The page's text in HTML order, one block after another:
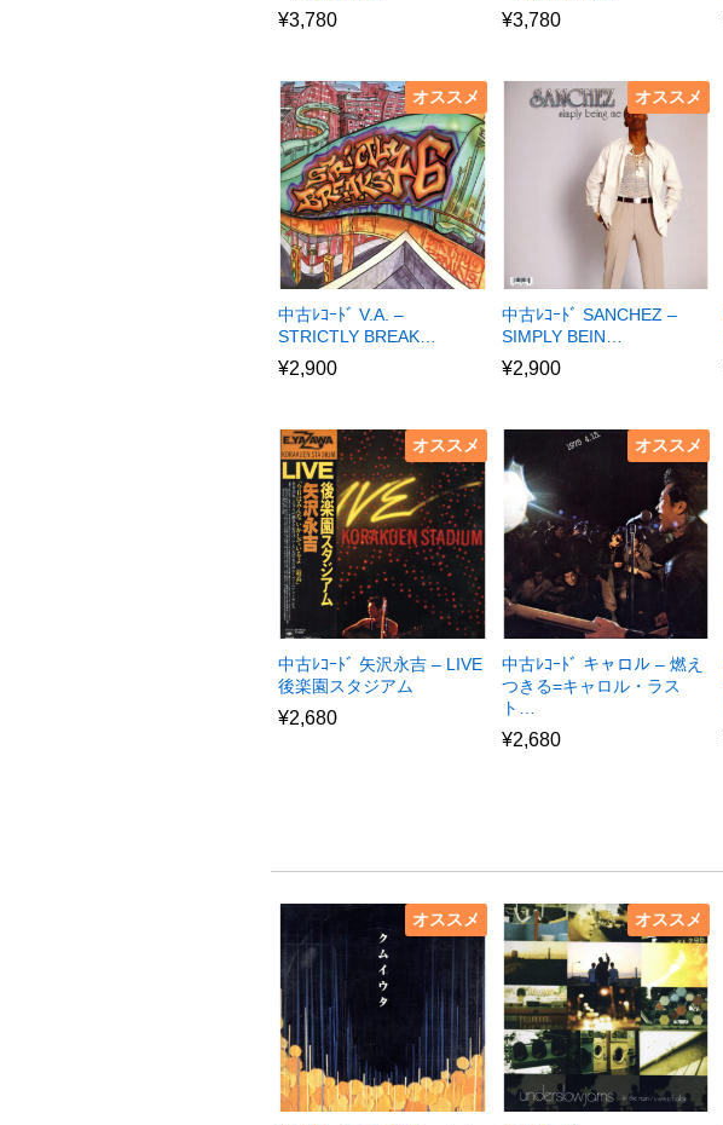
¥3,780 ¥3,780
オススメ
中古ﾚｺｰﾄﾞ V.A. –
STRICTLY BREAK…
¥2,900
オススメ
中古ﾚｺｰﾄﾞ SANCHEZ –
SIMPLY BEIN…
¥2,900
オススメ
中古ﾚｺｰﾄﾞ 矢沢永吉 – LIVE
後楽園スタジアム
¥2,680
オススメ
中古ﾚｺｰﾄﾞ キャロル – 燃え
つきる=キャロル・ラス
ト…
¥2,680
オススメ オススメ